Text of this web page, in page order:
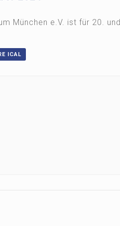
München e.V. ist für 20.
ICAL